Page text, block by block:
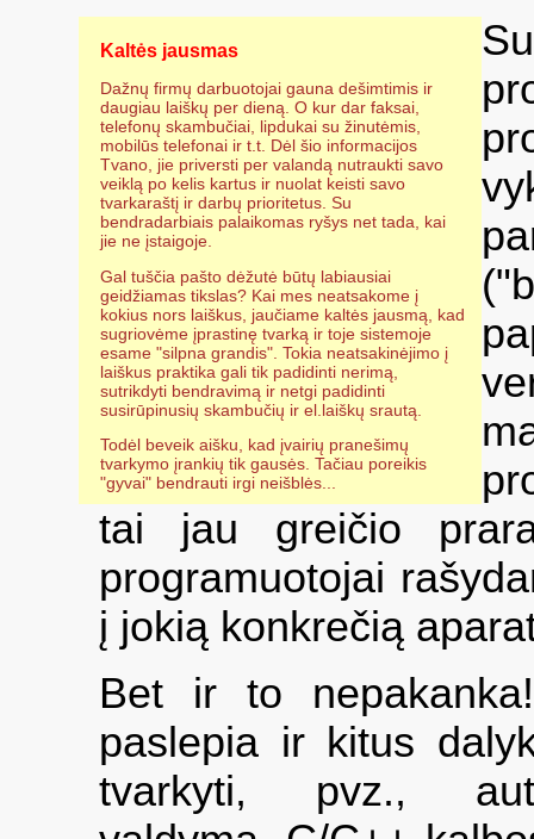
Kaltės jausmas
Dažnų firmų darbuotojai gauna dešimtimis ir
daugiau laiškų per dieną. O kur dar faksai,
telefonų skambučiai, lipdukai su žinutėmis,
mobilūs telefonai ir t.t. Dėl šio informacijos
Tvano, jie priversti per valandą nutraukti savo
veiklą po kelis kartus ir nuolat keisti savo
tvarkaraštį ir darbų prioritetus. Su
bendradarbiais palaikomas ryšys net tada, kai
jie ne įstaigoje.
Gal tuščia pašto dėžutė būtų labiausiai
geidžiamas tikslas? Kai mes neatsakome į
kokius nors laiškus, jaučiame kaltės jausmą, kad
sugriovėme įprastinę tvarką ir toje sistemoje
esame "silpna grandis". Tokia neatsakinėjimo į
laiškus praktika gali tik padidinti nerimą,
sutrikdyti bendravimą ir netgi padidinti
susirūpinusių skambučių ir el.laiškų srautą.
Todėl beveik aišku, kad įvairių pranešimų
tvarkymo įrankių tik gausės. Tačiau poreikis
"gyvai" bendrauti irgi neišblės...
tai jau greičio
programuotojai
į jokią konkrečią
Bet ir to
paslepia ir kitus
tvarkyti, pvz.,